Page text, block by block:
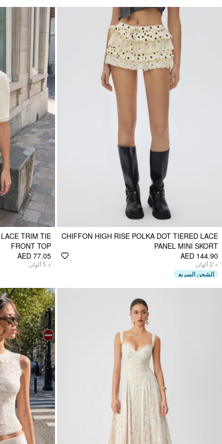
CHIFFON HIGH RISE POLKA DOT TIERED LACE
PANEL MINI SKORT
AED 144.90
+
2ألوان
الشحن السريع
TRIM TIE
FRONT TOP
AED 77.05
+
5ألوان